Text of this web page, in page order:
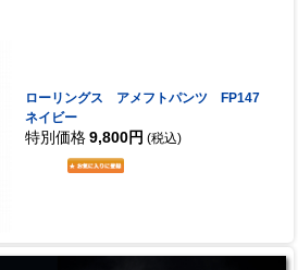
ローリングス アメフトパンツ FP147
ネイビー
特別価格 9,800円 (税込)